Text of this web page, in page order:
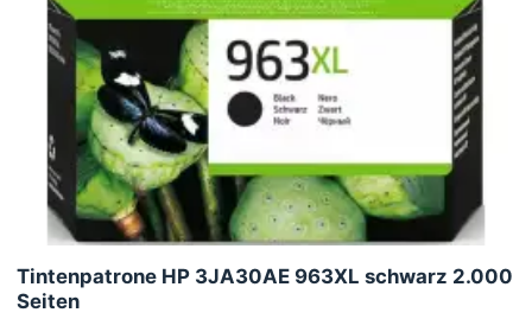
Tintenpatrone HP 3JA30AE 963XL schwarz 2.000
Seiten